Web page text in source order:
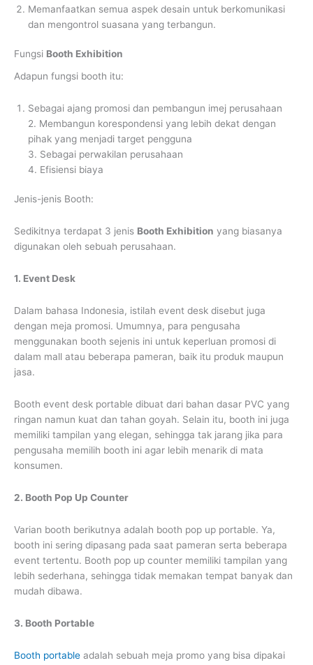
Memanfaatkan semua aspek desain untuk berkomunikasi
dan mengontrol suasana yang terbangun.
Fungsi Booth Exhibition
Adapun fungsi booth itu:
Sebagai ajang promosi dan pembangun imej perusahaan
2. Membangun korespondensi yang lebih dekat dengan
pihak yang menjadi target pengguna
3. Sebagai perwakilan perusahaan
4. Efisiensi biaya
Jenis-jenis Booth:
Sedikitnya terdapat 3 jenis Booth Exhibition yang biasanya
digunakan oleh sebuah perusahaan.
1. Event Desk
Dalam bahasa Indonesia, istilah event desk disebut juga
dengan meja promosi. Umumnya, para pengusaha
menggunakan booth sejenis ini untuk keperluan promosi di
dalam mall atau beberapa pameran, baik itu produk maupun
jasa.
Booth event desk portable dibuat dari bahan dasar PVC yang
ringan namun kuat dan tahan goyah. Selain itu, booth ini juga
memiliki tampilan yang elegan, sehingga tak jarang jika para
pengusaha memilih booth ini agar lebih menarik di mata
konsumen.
2. Booth Pop Up Counter
Varian booth berikutnya adalah booth pop up portable. Ya,
booth ini sering dipasang pada saat pameran serta beberapa
event tertentu. Booth pop up counter memiliki tampilan yang
lebih sederhana, sehingga tidak memakan tempat banyak dan
mudah dibawa.
3. Booth Portable
Booth portable adalah sebuah meja promo yang bisa dipakai